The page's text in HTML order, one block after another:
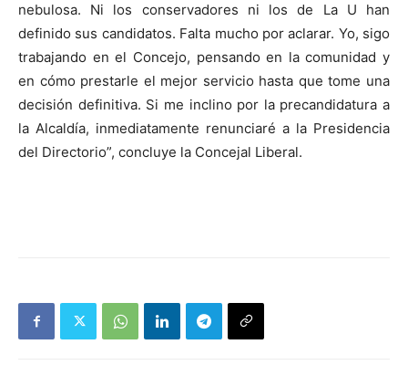
nebulosa. Ni los conservadores ni los de La U han
definido sus candidatos. Falta mucho por aclarar. Yo, sigo
trabajando en el Concejo, pensando en la comunidad y
en cómo prestarle el mejor servicio hasta que tome una
decisión definitiva. Si me inclino por la precandidatura a
la Alcaldía, inmediatamente renunciaré a la Presidencia
del Directorio”, concluye la Concejal Liberal.